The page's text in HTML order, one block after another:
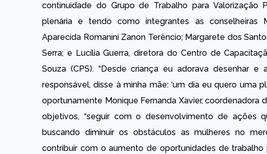
continuidade do Grupo de Trabalho para Valorização
plenária e tendo como integrantes as conselheiras
Aparecida Romanini Zanon Terêncio; Margarete dos
Serra; e Lucília Guerra, diretora do Centro de
Souza (CPS). “Desde criança eu adorava desenhar
responsável, disse à minha mãe: ‘um dia eu quero uma
oportunamente Monique Fernanda Xavier, coordenadora
objetivos, “seguir com o desenvolvimento de ações
buscando diminuir os obstáculos as mulheres no
contribuir com o aumento de oportunidades de trabalho